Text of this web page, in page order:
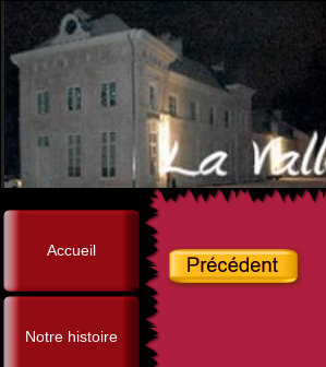
Accueil
Notre histoire